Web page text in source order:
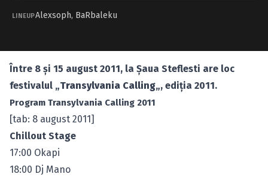
LINEUPAlexsoph, BaRbaleku
Între 8 şi 15 august 2011, la Şaua Steflesti are loc
festivalul „Transylvania Calling„, ediţia 2011.
Program Transylvania Calling 2011
[tab: 8 august 2011]
Chillout Stage
17:00 Okapi
18:00 Dj Mano